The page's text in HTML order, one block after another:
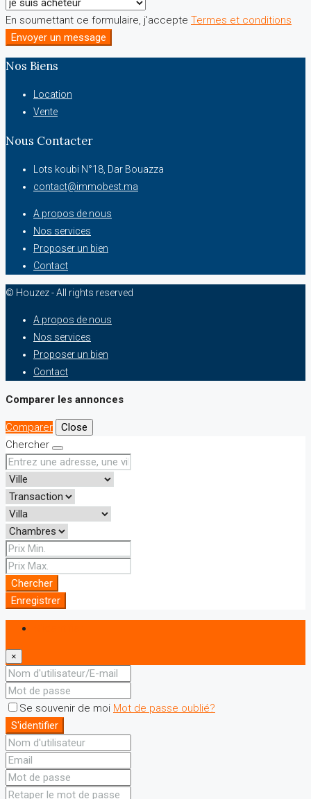
En soumettant ce formulaire, j'accepte Termes et conditions
Envoyer un message
Nos Biens
Location
Vente
Nous Contacter
Lots koubi N°18, Dar Bouazza
contact@immobest.ma
A propos de nous
Nos services
Proposer un bien
Contact
© Houzez - All rights reserved
A propos de nous
Nos services
Proposer un bien
Contact
Comparer les annonces
Comparer
Close
Chercher
Chercher
Enregistrer
×
Se souvenir de moi Mot de passe oublié?
S'identifier